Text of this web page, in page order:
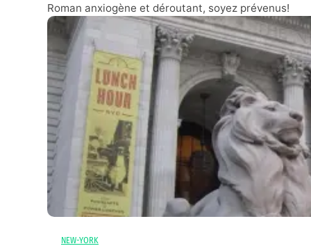
Roman anxiogène et déroutant, soyez prévenus!
NEW-YORK